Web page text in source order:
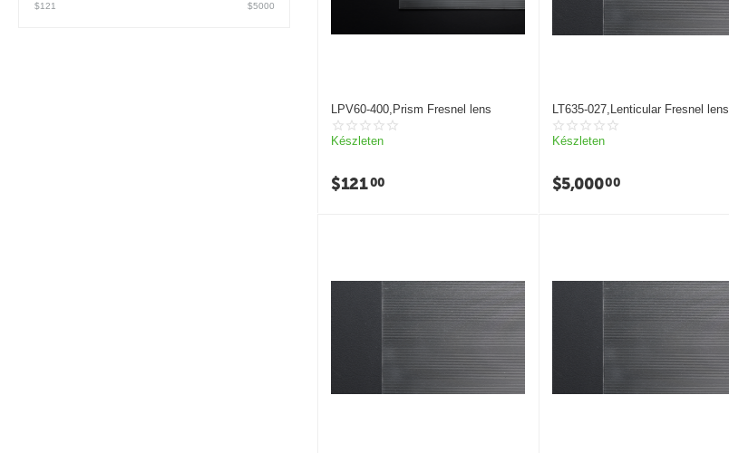
LPV60-400,Prism Fresnel lens
Készleten
$12100
LT635-027,Lenticular Fresnel lens
Készleten
$5,00000
$121 $5000